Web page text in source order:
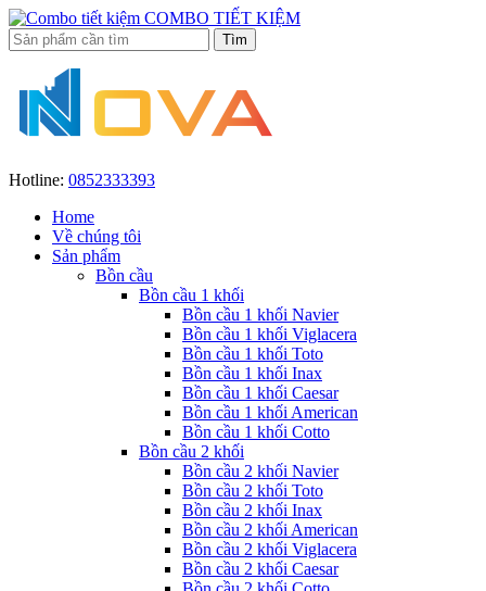
COMBO TIẾT KIỆM
Hotline: 0852333393
Home
Về chúng tôi
Sản phẩm
Bồn cầu
Bồn cầu 1 khối
Bồn cầu 1 khối Navier
Bồn cầu 1 khối Viglacera
Bồn cầu 1 khối Toto
Bồn cầu 1 khối Inax
Bồn cầu 1 khối Caesar
Bồn cầu 1 khối American
Bồn cầu 1 khối Cotto
Bồn cầu 2 khối
Bồn cầu 2 khối Navier
Bồn cầu 2 khối Toto
Bồn cầu 2 khối Inax
Bồn cầu 2 khối American
Bồn cầu 2 khối Viglacera
Bồn cầu 2 khối Caesar